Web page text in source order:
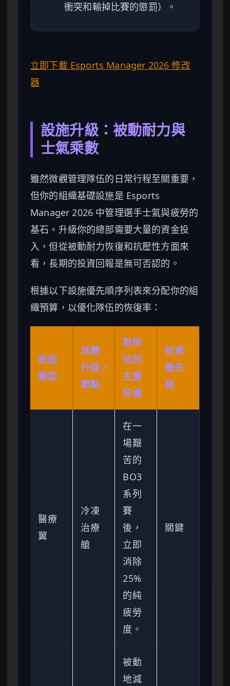
衝突和輸掉比賽的懲罰）。
立即下載 Esports Manager 2026 修改
器
設施升級：被動耐力與
士氣乘數
雖然微觀管理隊伍的日常行程至關重要，
但你的組織基礎設施是 Esports
Manager 2026 中管理選手士氣與疲勞的
基石。升級你的總部需要大量的資金投
入，但從被動耐力恢復和抗壓性方面來
看，長期的投資回報是無可否認的。
根據以下設施優先順序列表來分配你的組
織預算，以優化隊伍的恢復率：
設施
類型
具體
升級 /
節點
對隊
伍的
主要
好處
投資
優先
級
醫療
翼
冷凍
治療
艙
在一
場艱
苦的
BO3
系列
賽
後，
立即
消除
25%
的純
疲勞
度。
關鍵
被動
地減